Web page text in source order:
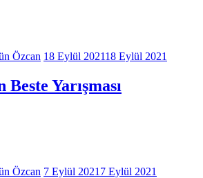
Özcan 18 Eylül 202118 Eylül 2021
Yarışması
Özcan 7 Eylül 2021 7 Eylül 2021